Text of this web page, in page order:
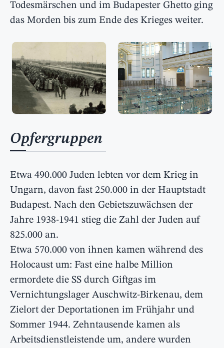
Todesmärschen und im Budapester Ghetto ging
das Morden bis zum Ende des Krieges weiter.
Opfergruppen
Etwa 490.000 Juden lebten vor dem Krieg in
Ungarn, davon fast 250.000 in der Hauptstadt
Budapest. Nach den Gebietszuwächsen der
Jahre 1938-1941 stieg die Zahl der Juden auf
825.000 an.
Etwa 570.000 von ihnen kamen während des
Holocaust um: Fast eine halbe Million
ermordete die SS durch Giftgas im
Vernichtungslager Auschwitz-Birkenau, dem
Zielort der Deportationen im Frühjahr und
Sommer 1944. Zehntausende kamen als
Arbeitsdienstleistende um, andere wurden